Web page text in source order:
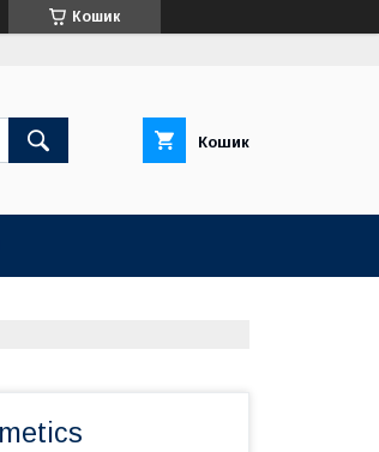
Кошик
Кошик